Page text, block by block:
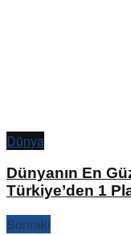
Dünya
Dünyanın En
Türkiye’den 1
Sonraki